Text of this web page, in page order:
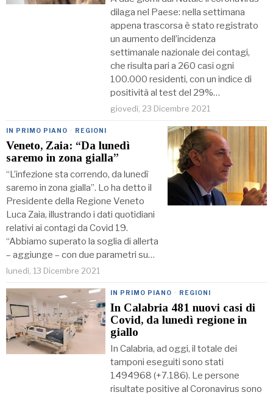
dilaga nel Paese: nella settimana
appena trascorsa è stato registrato
un aumento dell’incidenza
settimanale nazionale dei contagi,
che risulta pari a 260 casi ogni
100.000 residenti, con un indice di
positività al test del 29%…
giovedì, 23 Dicembre 2021
IN PRIMO PIANO · REGIONI
Veneto, Zaia: “Da lunedì
saremo in zona gialla”
“L’infezione sta correndo, da lunedì
saremo in zona gialla”. Lo ha detto il
Presidente della Regione Veneto
Luca Zaia, illustrando i dati quotidiani
relativi ai contagi da Covid 19.
“Abbiamo superato la soglia di allerta
– aggiunge – con due parametri su…
lunedì, 13 Dicembre 2021
IN PRIMO PIANO · REGIONI
In Calabria 481 nuovi casi di
Covid, da lunedì regione in
giallo
In Calabria, ad oggi, il totale dei
tamponi eseguiti sono stati
1494968 (+7.186). Le persone
risultate positive al Coronavirus sono